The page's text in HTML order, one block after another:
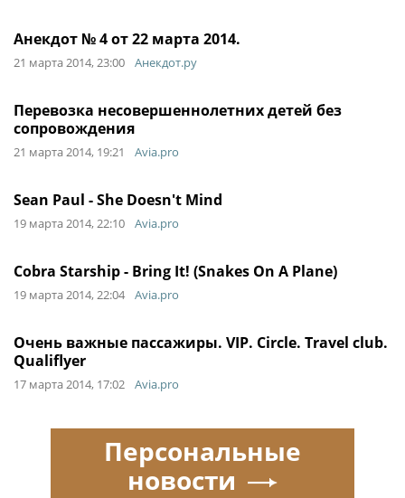
Анекдот № 4 от 22 марта 2014.
21 марта 2014, 23:00 Анекдот.ру
Перевозка несовершеннолетних детей без
сопровождения
21 марта 2014, 19:21 Avia.pro
Sean Paul - She Doesn't Mind
19 марта 2014, 22:10 Avia.pro
Cobra Starship - Bring It! (Snakes On A Plane)
19 марта 2014, 22:04 Avia.pro
Очень важные пассажиры. VIP. Circle. Travel club.
Qualiflyer
17 марта 2014, 17:02 Avia.pro
Персональные
новости